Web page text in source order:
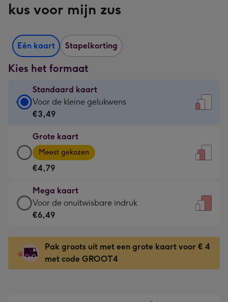
kus voor mijn zus
Eén kaart Stapelkorting
Kies het formaat
Standaard kaart
Standaard
kaart
€3,49
-
Voor
kleine
gelukwens
-
120
x
160
mm
Voor de kleine gelukwens
€3,49
Grote kaart
Grote
kaart
-
€4,79
-
Meest
gekozen
Dimensions:
167
x
Meest gekozen
€4,79
Mega kaart
Mega
kaart
€6,49
-
Voor
Voor de onuitwisbare indruk
€6,49
Pak groots uit met een grote kaart voor € 4
met code GROOT4